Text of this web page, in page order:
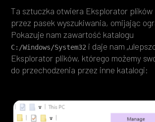
Ta sztuczka otwiera Eksplorator plików
przez pasek wyszukiwania, omijając
Pokazuje nam zawartość katalogu
C:/Windows/System32 i daje nam
Eksplorator plików, którego możemy
do przechodzenia przez inne katalogi: